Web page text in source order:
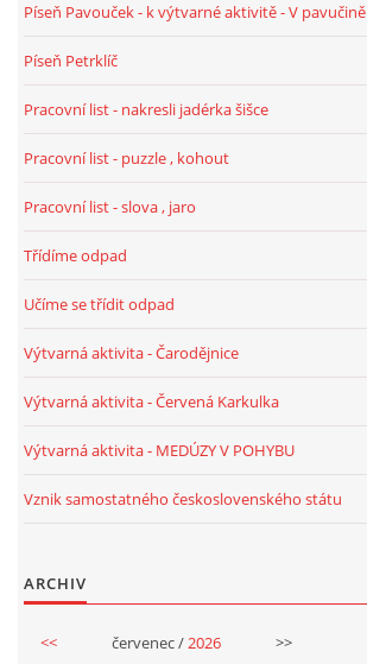
POHYBOVÉ AKTIVITY NA TÉMA LÉTO
BÁSNĚ K TÉMATU PODZIM
POHYBOVÉ AKTIVITY NA TÉMA PODZIM
PÍSNĚ K TÉMATU ZIMA
BÁSNĚ K TÉMATU ZIMA
VZDĚLÁVACÍ PLÁN OD ZÁŘÍ DO ČERVNA
Píseň Pavouček - k výtvarné aktivitě - V pavučině
Píseň Petrklíč
Pracovní list - nakresli jadérka šišce
Pracovní list - puzzle , kohout
Pracovní list - slova , jaro
Třídíme odpad
Učíme se třídit odpad
Výtvarná aktivita - Čarodějnice
Výtvarná aktivita - Červená Karkulka
Výtvarná aktivita - MEDÚZY V POHYBU
Vznik samostatného československého státu
ARCHIV
<< červenec /2026 >>